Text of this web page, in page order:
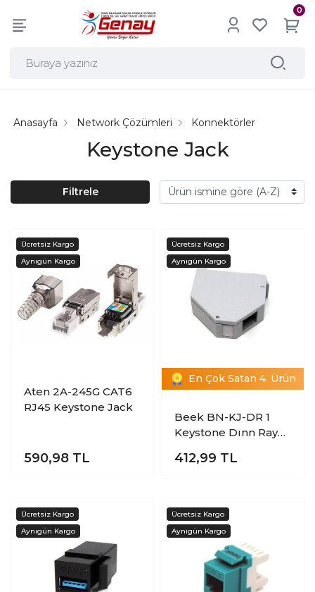
0
Keystone Jack
Anasayfa Network Çözümleri Konnektörler
Filtrele
Aten 2A-245G CAT6
RJ45 Keystone Jack
590,98 TL
En Çok Satan 4. Ürün
Beek BN-KJ-DR 1
Keystone Dınn Ray
Muhafazası
412,99 TL